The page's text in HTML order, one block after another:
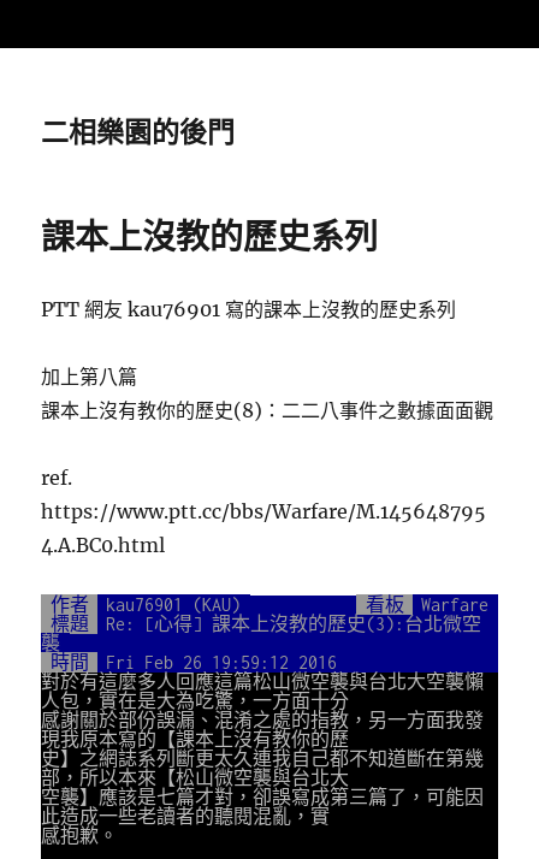
二相樂園的後門
課本上沒教的歷史系列
PTT 網友 kau76901 寫的課本上沒教的歷史系列
加上第八篇
課本上沒有教你的歷史(8)：二二八事件之數據面面觀
ref.
https://www.ptt.cc/bbs/Warfare/M.145648795
4.A.BC0.html
作者 kau76901 (KAU) 看板
Warfare
標題
Re: [心得] 課本上沒教的歷史(3):台北微空
襲
時間
Fri Feb 26 19:59:12 2016
對於有這麼多人回應這篇松山微空襲與台北大空襲懶
人包，實在是大為吃驚，一方面十分
感謝關於部份誤漏、混淆之處的指教，另一方面我發
現我原本寫的【課本上沒有教你的歷
史】之網誌系列斷更太久連我自己都不知道斷在第幾
部，所以本來【松山微空襲與台北大
空襲】應該是七篇才對，卻誤寫成第三篇了，可能因
此造成一些老讀者的聽閱混亂，實
感抱歉。